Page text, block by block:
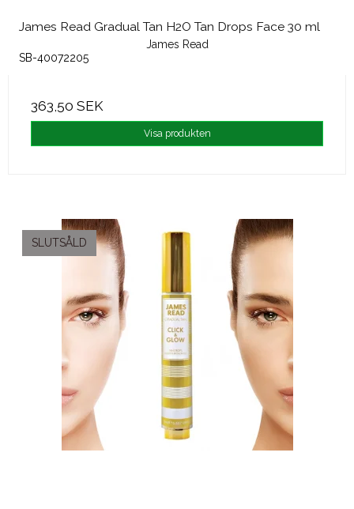
James Read Gradual Tan H2O Tan Drops Face 30 ml
James Read
SB-40072205
363,50 SEK
Visa produkten
SLUTSÅLD